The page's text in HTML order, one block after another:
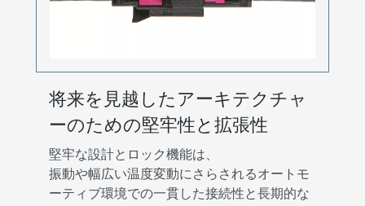
将来を見越したアーキテクチャ
ーのための堅牢性と拡張性
堅牢な設計とロック機能は、
振動や幅広い温度変動にさらされるオートモ
ーティブ環境での一貫した接続性と長期的な